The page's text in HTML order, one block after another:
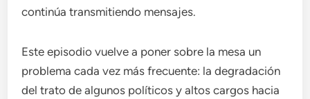
continúa transmitiendo mensajes.
Este episodio vuelve a poner sobre la mesa un
problema cada vez más frecuente: la degradación
del trato de algunos políticos y altos cargos hacia